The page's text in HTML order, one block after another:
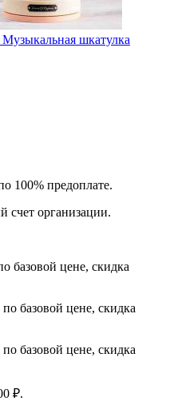
шкатулка
100% предоплате.
счет организации.
базовой цене, скидка
базовой цене, скидка
базовой цене, скидка
₽.